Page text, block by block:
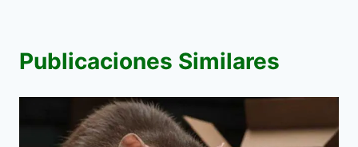
Publicaciones Similares